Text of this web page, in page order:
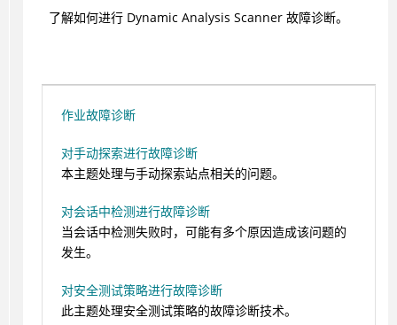
了解如何进行 Dynamic Analysis Scanner 故障诊断。
作业故障诊断
对手动探索进行故障诊断
本主题处理与手动探索站点相关的问题。
对会话中检测进行故障诊断
当会话中检测失败时，可能有多个原因造成该问题的
发生。
对安全测试策略进行故障诊断
此主题处理安全测试策略的故障诊断技术。